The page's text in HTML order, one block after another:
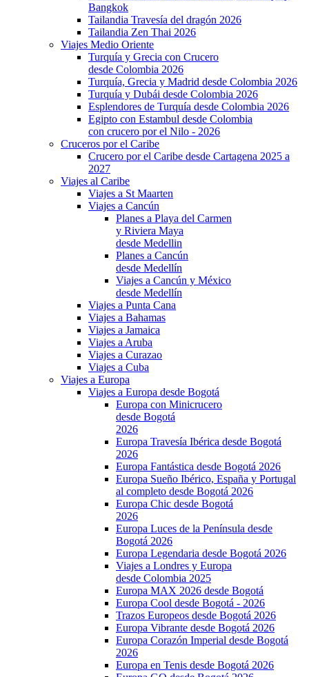
Bangkok
Tailandia Travesía del dragón 2026
Tailandia Zen Thai 2026
Viajes Medio Oriente
Turquía y Grecia con Crucero
desde Colombia 2026
Turquía, Grecia y Madrid desde Colombia 2026
Turquía y Dubái desde Colombia 2026
Esplendores de Turquía desde Colombia 2026
Egipto con Estambul desde Colombia
con crucero por el Nilo - 2026
Cruceros por el Caribe
Crucero por el Caribe desde Cartagena 2025 a
2027
Viajes al Caribe
Viajes a St Maarten
Viajes a Cancún
Planes a Playa del Carmen
y Riviera Maya
desde Medellin
Planes a Cancún
desde Medellín
Viajes a Cancún y México
desde Medellín
Viajes a Punta Cana
Viajes a Bahamas
Viajes a Jamaica
Viajes a Aruba
Viajes a Curazao
Viajes a Cuba
Viajes a Europa
Viajes a Europa desde Bogotá
Europa con Minicrucero
desde Bogotá
2026
Europa Travesía Ibérica desde Bogotá
2026
Europa Fantástica desde Bogotá 2026
Europa Sueño Ibérico, España y Portugal
al completo desde Bogotá 2026
Europa Chic desde Bogotá
2026
Europa Luces de la Península desde
Bogotá 2026
Europa Legendaria desde Bogotá 2026
Viajes a Londres y Europa
desde Colombia 2025
Europa MAX 2026 desde Bogotá
Europa Cool desde Bogotá - 2026
Trazos Europeos desde Bogotá 2026
Europa Vibrante desde Bogotá 2026
Europa Corazón Imperial desde Bogotá
2026
Europa en Tenis desde Bogotá 2026